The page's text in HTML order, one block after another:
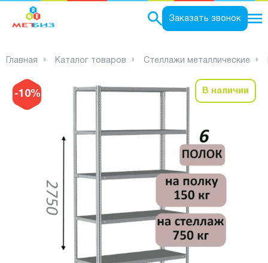
Заказать звонок
Главная Каталог товаров Стеллажи металлические
-10% В наличии